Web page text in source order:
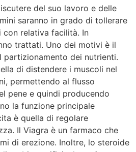
del suo lavoro e delle
saranno in grado di tollerare
relativa facilità. In
trattati. Uno dei motivi è il
dei nutrienti.
di distendere i muscoli nel
permettendo al flusso
pene e quindi producendo
la funzione principale
è quella di regolare
Il Viagra è un farmaco che
di erezione. Inoltre, lo steroide